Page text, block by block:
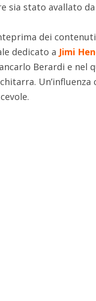
sia stato avallato da
dei
dedicato a Jimi
Berardi e nel
Un’influenza